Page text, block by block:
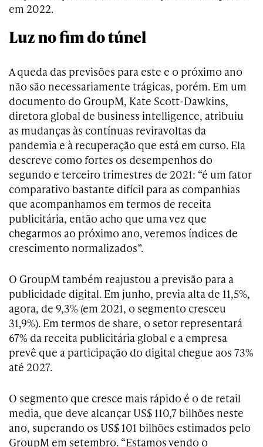
em 2022.
Luz no fim do túnel
A queda das previsões para este e o próximo ano
não são necessariamente trágicas, porém. Em um
documento do GroupM, Kate Scott-Dawkins,
diretora global de business intelligence, atribuiu
as mudanças às contínuas reviravoltas da
pandemia e à recuperação que está em curso. Ela
descreve como fortes os desempenhos do
segundo e terceiro trimestres de 2021: “é um fator
comparativo bastante difícil para as companhias
que acompanhamos em termos de receita
publicitária, então acho que uma vez que
chegarmos ao próximo ano, veremos índices de
crescimento normalizados”.
O GroupM também reajustou a previsão para a
publicidade digital. Em junho, previa alta de 11,5%,
agora, de 9,3% (em 2021, o segmento cresceu
31,9%). Em termos de share, o setor representará
67% da receita publicitária global e a empresa
prevê que a participação do digital chegue aos 73%
até 2027.
O segmento que cresce mais rápido é o de retail
media, que deve alcançar US$ 110,7 bilhões neste
ano, superando os US$ 101 bilhões estimados pelo
GroupM em setembro. “Estamos vendo o